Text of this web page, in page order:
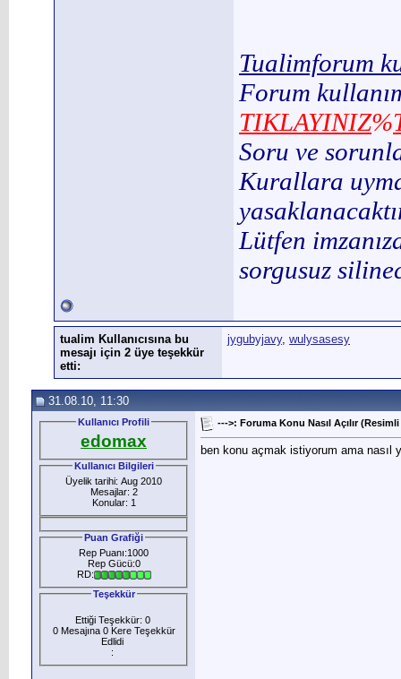
Tualimforum
Forum
TIKLAYINIZ%
Soru ve
Kurallara
Lütfen
sorgusuz
tualim Kullanıcısına bu
mesajı için 2 üye teşekkür
etti:
jygubyjavy, wulysasesy
31.08.10, 11:30
Kullanıcı Profili
edomax
Kullanıcı Bilgileri
Üyelik tarihi: Aug 2010
Mesajlar: 2
Konular: 1
Puan Grafiği
Rep Puanı:1000
Rep Gücü:0
RD:
Teşekkür
Ettiği Teşekkür: 0
0 Mesajına 0 Kere Teşekkür
Edlidi
:
--->: Foruma Konu Nasıl Açılır
ben konu açmak istiyorum ama nasıl